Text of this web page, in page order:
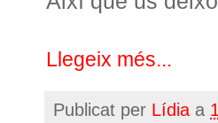
Llegeix més...
Publicat per Lídia a